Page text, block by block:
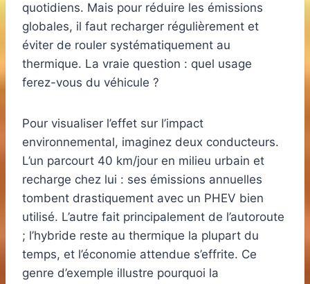
quotidiens. Mais pour réduire les émissions
globales, il faut recharger régulièrement et
éviter de rouler systématiquement au
thermique. La vraie question : quel usage
ferez-vous du véhicule ?
Pour visualiser l’effet sur l’impact
environnemental, imaginez deux conducteurs.
L’un parcourt 40 km/jour en milieu urbain et
recharge chez lui : ses émissions annuelles
tombent drastiquement avec un PHEV bien
utilisé. L’autre fait principalement de l’autoroute
; l’hybride reste au thermique la plupart du
temps, et l’économie attendue s’effrite. Ce
genre d’exemple illustre pourquoi la